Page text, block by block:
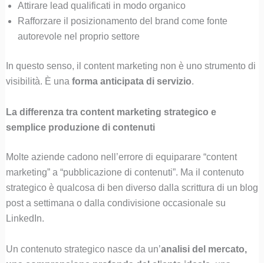
Attirare lead qualificati in modo organico
Rafforzare il posizionamento del brand come fonte
autorevole nel proprio settore
In questo senso, il content marketing non è uno strumento di
visibilità. È una forma anticipata di servizio.
La differenza tra content marketing strategico e
semplice produzione di contenuti
Molte aziende cadono nell’errore di equiparare “content
marketing” a “pubblicazione di contenuti”. Ma il contenuto
strategico è qualcosa di ben diverso dalla scrittura di un blog
post a settimana o dalla condivisione occasionale su
LinkedIn.
Un contenuto strategico nasce da un’analisi del mercato,